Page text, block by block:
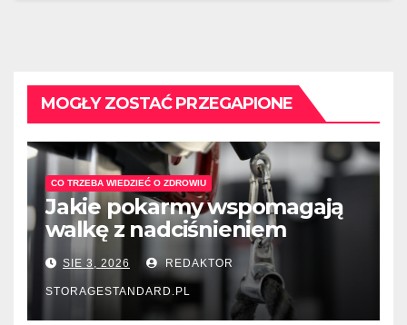
MOGŁY ZOSTAĆ PRZEGAPIONE
CO TRZEBA WIEDZIEĆ O ZDROWIU
Jakie pokarmy wspomagają
walkę z nadciśnieniem
tętniczym?
SIE 3, 2026 REDAKTOR
STORAGESTANDARD.PL